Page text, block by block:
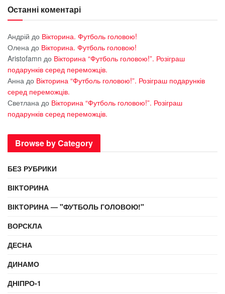
Останні коментарі
Андрій до Вікторина. Футболь головою!
Олена до Вікторина. Футболь головою!
Aristofamn до Вікторина “Футболь головою!”. Розіграш
подарунків серед переможців.
Анна до Вікторина “Футболь головою!”. Розіграш подарунків
серед переможців.
Светлана до Вікторина “Футболь головою!”. Розіграш
подарунків серед переможців.
Browse by Category
БЕЗ РУБРИКИ
ВІКТОРИНА
ВІКТОРИНА — "ФУТБОЛЬ ГОЛОВОЮ!"
ВОРСКЛА
ДЕСНА
ДИНАМО
ДНІПРО-1